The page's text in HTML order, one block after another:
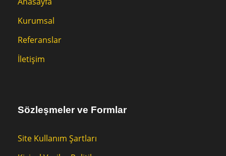
Kurumsal
Referanslar
İletişim
Sözleşmeler ve Formlar
Site Kullanım Şartları